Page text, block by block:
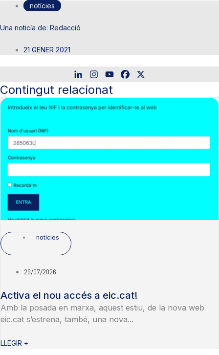
notícies
Redacció
21 GENER 2021
Contingut relacionat
notícies
29/07/2026
Activa el nou accés a eic.cat!
Amb la posada en marxa, aquest estiu, de la nova web
eic.cat s’estrena, també, una nova...
LLEGIR +